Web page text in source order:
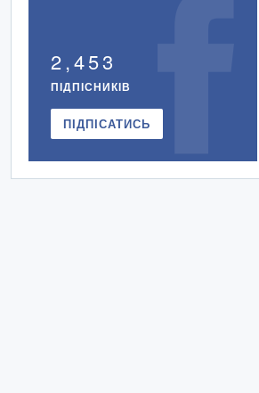
2,453
ПІДПІСНИКІВ
ПІДПІСАТИСЬ